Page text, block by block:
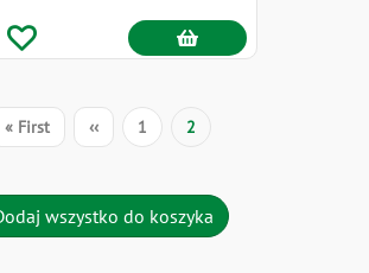
Pierwsza
strona
« First
Poprzednia
strona
‹‹ Strona
1
Bieżąca
2
wszystko do koszyka